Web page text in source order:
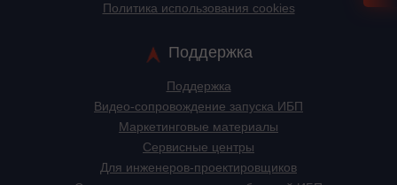
Политика использования cookies
Поддержка
Поддержка
Видео-сопровождение запуска ИБП
Маркетинговые материалы
Сервисные центры
Для инженеров-проектировщиков